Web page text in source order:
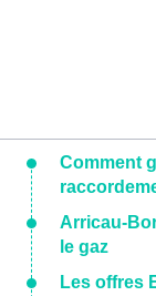
Comment
Arricau-
le gaz
Les offres